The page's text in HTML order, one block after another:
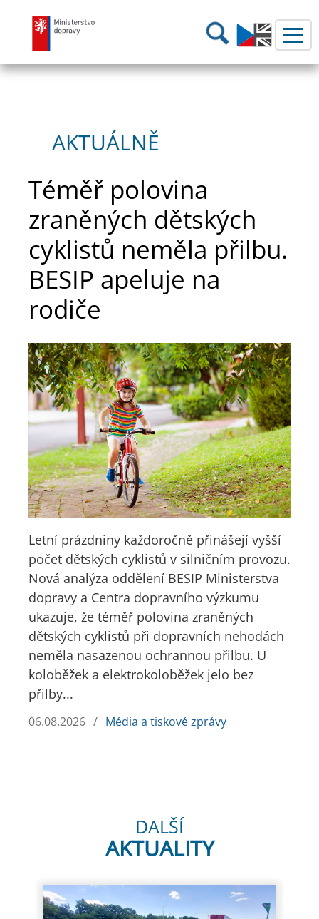
Ministerstvo dopravy Hledání
AKTUÁLNĚ
Téměř polovina
zraněných dětských
cyklistů neměla přilbu.
BESIP apeluje na
rodiče
Letní prázdniny každoročně přinášejí vyšší
počet dětských cyklistů v silničním provozu.
Nová analýza oddělení BESIP Ministerstva
dopravy a Centra dopravního výzkumu
ukazuje, že téměř polovina zraněných
dětských cyklistů při dopravních nehodách
neměla nasazenou ochrannou přilbu. U
koloběžek a elektrokoloběžek jelo bez
přilby...
06.08.2026 / Média a tiskové zprávy
DALŠÍ
AKTUALITY